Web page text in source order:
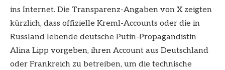
ins Internet. Die Transparenz-Angaben von X zeigten
kürzlich, dass offizielle Kreml-Accounts oder die in
Russland lebende deutsche Putin-Propagandistin
Alina Lipp vorgeben, ihren Account aus Deutschland
oder Frankreich zu betreiben, um die technische